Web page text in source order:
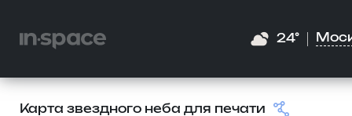
24°
Карта звездного неба для печати